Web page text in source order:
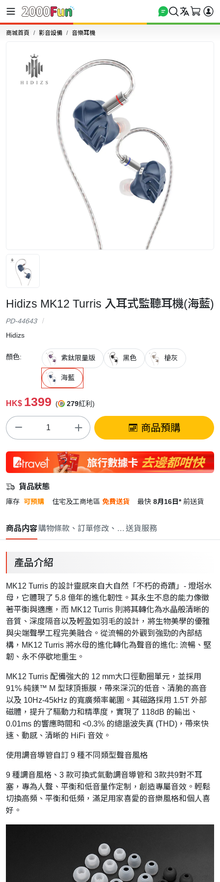
商城首頁 影音設備 音樂耳機
Hidizs MK12 Turris 入耳式監聽耳機(海藍)
PD-44643
Hidizs
顏色: 紫鈦限量版 黑色 槍灰
海藍
HK$ 1399 ( 279紅利)
商品預購
貨品狀態
庫存 可預購 住宅及工商地區 免費送貨 最快 8月16日* 前送貨
商品内容購物條款、訂單修改、取消與退款政策
送貨服務
產品介紹
MK12 Turris 的設計靈感來自大自然「不朽的奇蹟」- 燈塔水
母，它體現了 5.8 億年的進化韌性。其永生不息的能力像徵
著平衡與適應，而 MK12 Turris 則將其轉化為水晶般清晰的
音質、深度隔音以及輕盈如羽毛的設計，將生物美學的優雅
與尖端聲學工程完美融合。從流暢的外觀到強勁的內部結
構，MK12 Turris 將水母的進化轉化為聲音的進化: 流暢、堅
韌、永不停歇地重生。
MK12 Turris 配備強大的 12 mm大口徑動圈單元，並採用
91% 純鎂™ M 型球頂振膜，帶來深沉的低音、清脆的高音
以及 10Hz-45kHz 的寬廣頻率範圍。其磁路採用 1.5T 外部
磁體，提升了驅動力和精準度，實現了 118dB 的輸出、
0.01ms 的響應時間和 <0.3% 的總諧波失真 (THD)，帶來快
速、動感、清晰的 HiFi 音效。
使用調音導管自訂 9 種不同類型聲音風格
9 種調音風格、3 款可換式氣動調音導管和 3款共9對不耳
塞，專為人聲、平衡和低音量作定制，創造專屬音效。輕鬆
切換高頻、平衡和低頻，滿足用家喜愛的音樂風格和個人喜
好。